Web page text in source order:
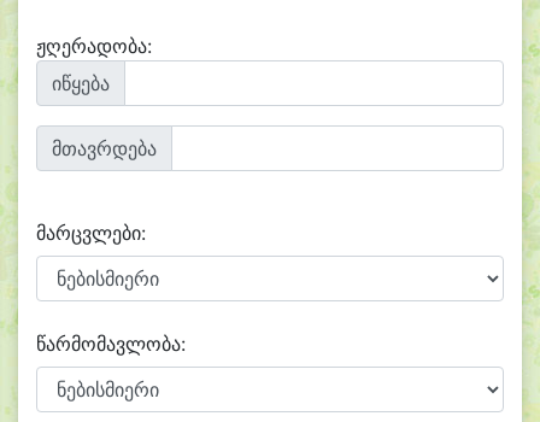
ჟღერადობა:
იწყება
მთავრდება
მარცვლები:
წარმომავლობა: